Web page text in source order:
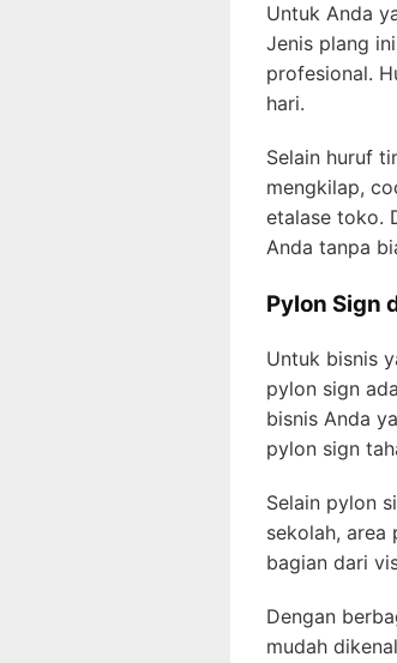
Untuk Anda
Jenis plang
profesional.
hari.
Selain huruf
mengkilap,
etalase toko.
Anda tanpa
Pylon Sign
Untuk bisnis
pylon sign
bisnis Anda
pylon sign
Selain pylon
sekolah, area
bagian dari
Dengan
mudah